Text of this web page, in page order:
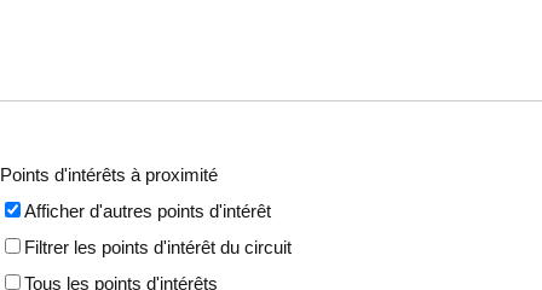
Points d'intérêts à proximité
Afficher d'autres points d'intérêt
Filtrer les points d'intérêt du circuit
Tous les points d'intérêts